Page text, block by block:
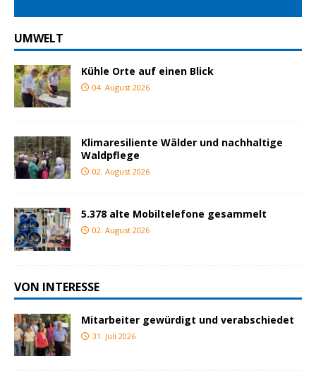
UMWELT
Kühle Orte auf einen Blick
04. August 2026
Klimaresiliente Wälder und nachhaltige
Waldpflege
02. August 2026
5.378 alte Mobiltelefone gesammelt
02. August 2026
VON INTERESSE
Mitarbeiter gewürdigt und verabschiedet
31. Juli 2026